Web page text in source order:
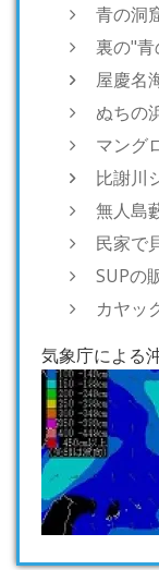
青の洞
裏の"
屋慶名
ぬちの
マング
比謝川
無人島
民家で
SUPの
カヤッ
気象庁による